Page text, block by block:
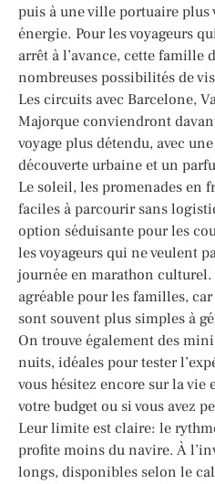
puis à une ville portuaire plus
énergie. Pour les voyageurs
arrêt à l’avance, cette famille
nombreuses possibilités de
Les circuits avec Barcelone,
Majorque conviendront
voyage plus détendu, avec
découverte urbaine et un
Le soleil, les promenades en
faciles à parcourir sans
option séduisante pour les
les voyageurs qui ne veulent
journée en marathon culturel.
agréable pour les familles,
sont souvent plus simples à
On trouve également des
nuits, idéales pour tester
vous hésitez encore sur la vie
votre budget ou si vous avez
Leur limite est claire: le
profite moins du navire. À
longs, disponibles selon le